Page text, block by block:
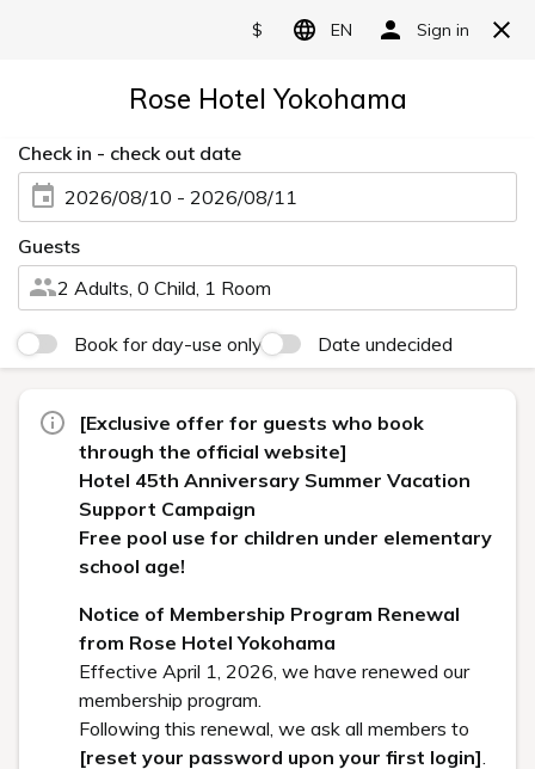
JP / EN/
予約する MENU
LOVE THE ONE YOU'RE WITH
AT ICONIC ROSE HOTEL YOKOHAMA
宿泊 レストラン